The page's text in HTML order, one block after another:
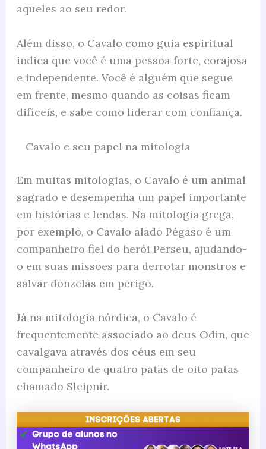
aqueles ao seu redor.
Além disso, o Cavalo como guia espiritual
indica que você é uma pessoa forte, corajosa
e independente. Você é alguém que segue
em frente, mesmo quando as coisas ficam
difíceis, e sabe como liderar com confiança.
Cavalo e seu papel na mitologia
Em muitas mitologias, o Cavalo é um animal
sagrado e desempenha um papel importante
em histórias e lendas. Na mitologia grega,
por exemplo, o Cavalo alado Pégaso é um
companheiro fiel do herói Perseu, ajudando-
o em suas missões para derrotar monstros e
salvar donzelas em perigo.
Já na mitologia nórdica, o Cavalo é
frequentemente associado ao deus Odin, que
cavalgava através dos céus em seu
companheiro de quatro patas de oito patas
chamado Sleipnir.